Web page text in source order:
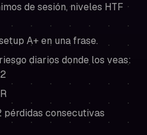
de sesión, niveles HTF
A+ en una frase.
diarios donde los veas:
pérdidas consecutivas